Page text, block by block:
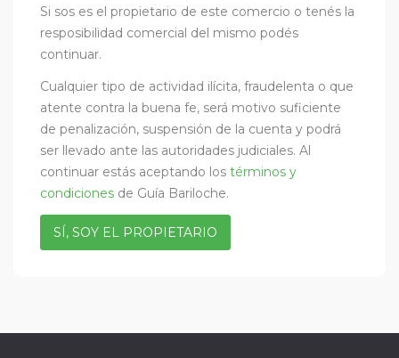
Si sos es el propietario de este comercio o tenés la
resposibilidad comercial del mismo podés
continuar.
Cualquier tipo de actividad ilícita, fraudelenta o que
atente contra la buena fe, será motivo suficiente
de penalización, suspensión de la cuenta y podrá
ser llevado ante las autoridades judiciales. Al
continuar estás aceptando los términos y
condiciones de Guía Bariloche.
SÍ, SOY EL PROPIETARIO